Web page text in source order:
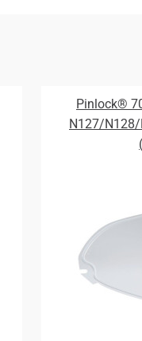
Pinlock®
N127/N128/